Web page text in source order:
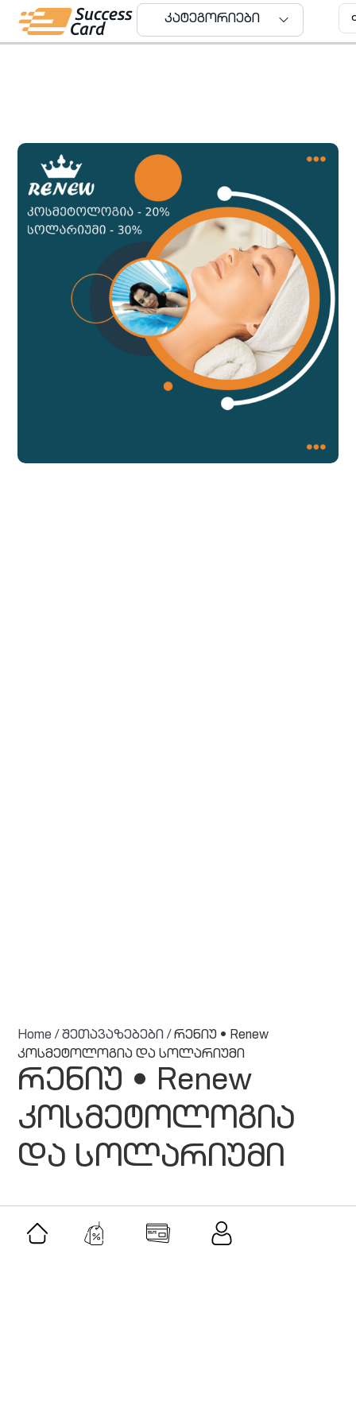
კატეგორიები
Home /შეთავაზებები / რენიუ • Renew
კოსმეტოლოგია და სოლარიუმი
რენიუ • Renew
კოსმეტოლოგია
და სოლარიუმი
მსგავსი შეთავაზებები